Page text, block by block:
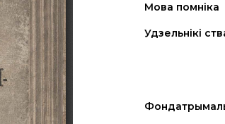
Мова помніка
Удзельнікі